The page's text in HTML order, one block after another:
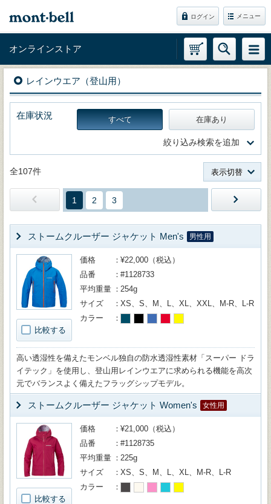
ログイン メニュー
オンラインストア
レインウエア（登山用）
在庫状況 すべて 在庫あり
絞り込み検索を追加
全107件 表示切替
1 2 3
ストームクルーザー ジャケット Men's 男性用
比較する
価格
¥22,000（税込）
品番
#1128733
平均重量
254g
サイズ
XS、S、M、L、XL、XXL、M-R、L-R
カラー
高い透湿性を備えたモンベル独自の防水透湿性素材「スーパー ドラ
イテック」を使用し、登山用レインウエアに求められる機能を高次
元でバランスよく備えたフラッグシップモデル。
ストームクルーザー ジャケット Women's 女性用
比較する
価格
¥21,000（税込）
品番
#1128735
平均重量
225g
サイズ
XS、S、M、L、XL、M-R、L-R
カラー